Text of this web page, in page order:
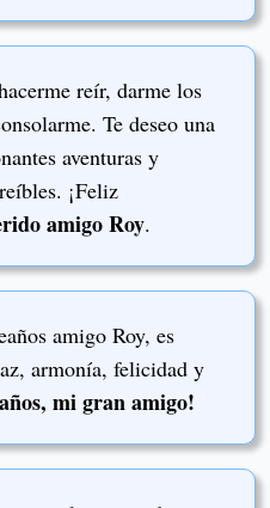
reír, darme los
Te deseo una
aventuras y
¡Feliz
amigo Roy.
amigo Roy, es
armonía, felicidad y
mi gran amigo!